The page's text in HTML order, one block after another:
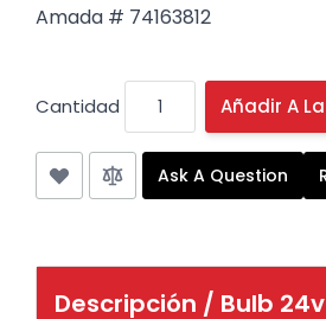
Amada # 74163812
Cantidad Añadir A
Ask A Question
Descripción / Bulb